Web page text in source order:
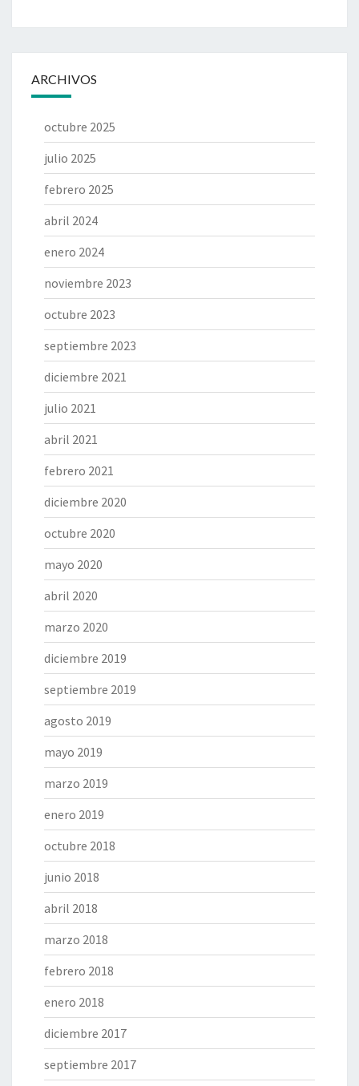
ARCHIVOS
octubre 2025
julio 2025
febrero 2025
abril 2024
enero 2024
noviembre 2023
octubre 2023
septiembre 2023
diciembre 2021
julio 2021
abril 2021
febrero 2021
diciembre 2020
octubre 2020
mayo 2020
abril 2020
marzo 2020
diciembre 2019
septiembre 2019
agosto 2019
mayo 2019
marzo 2019
enero 2019
octubre 2018
junio 2018
abril 2018
marzo 2018
febrero 2018
enero 2018
diciembre 2017
septiembre 2017